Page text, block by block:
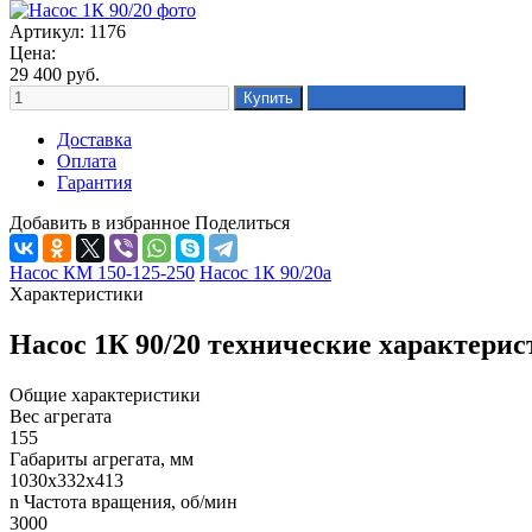
Артикул: 1176
Цена:
29 400 руб.
Доставка
Оплата
Гарантия
Добавить в избранное Поделиться
Насос КМ 150-125-250 Насос 1К 90/20а
Характеристики
Насос 1К 90/20 технические
Общие характеристики
Вес агрегата
155
Габариты агрегата, мм
1030х332х413
n Частота вращения, об/мин
3000